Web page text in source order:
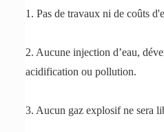
1. Pas de travaux ni de coûts
2. Aucune injection d’eau,
acidification ou pollution.
3. Aucun gaz explosif ne sera